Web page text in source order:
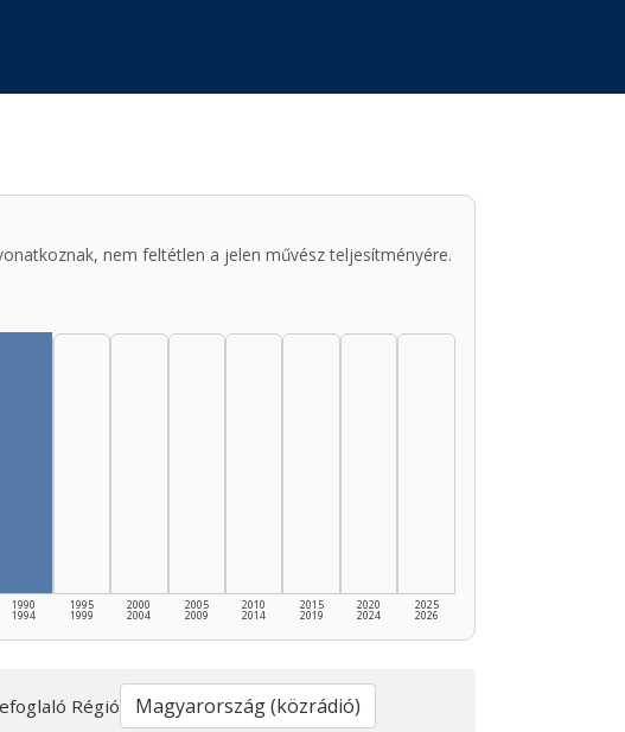
nem feltétlen a jelen művész teljesítményére.
1990
1994
1995
1999
2000
2004
2005
2009
2010
2014
2015
2019
2020
2024
2025
2026
Régió